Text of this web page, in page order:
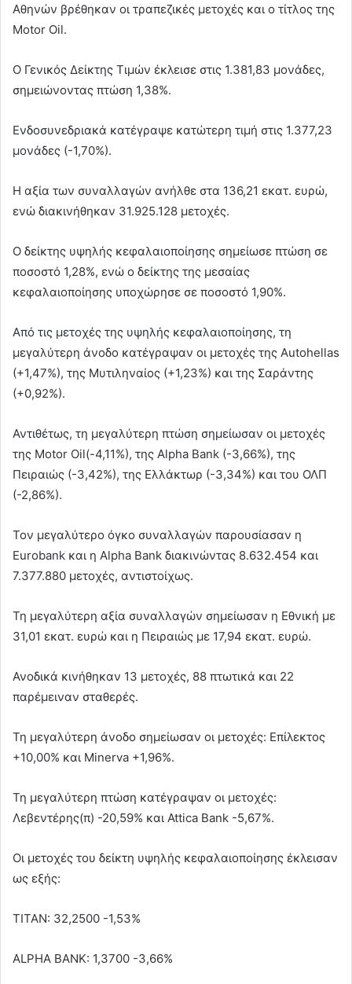
Αθηνών βρέθηκαν οι τραπεζικές μετοχές και ο τίτλος της
Motor Oil.
O Γενικός Δείκτης Τιμών έκλεισε στις 1.381,83 μονάδες,
σημειώνοντας πτώση 1,38%.
Ενδοσυνεδριακά κατέγραψε κατώτερη τιμή στις 1.377,23
μονάδες (-1,70%).
Η αξία των συναλλαγών ανήλθε στα 136,21 εκατ. ευρώ,
ενώ διακινήθηκαν 31.925.128 μετοχές.
Ο δείκτης υψηλής κεφαλαιοποίησης σημείωσε πτώση σε
ποσοστό 1,28%, ενώ ο δείκτης της μεσαίας
κεφαλαιοποίησης υποχώρησε σε ποσοστό 1,90%.
Από τις μετοχές της υψηλής κεφαλαιοποίησης, τη
μεγαλύτερη άνοδο κατέγραψαν οι μετοχές της Autohellas
(+1,47%), της Μυτιληναίος (+1,23%) και της Σαράντης
(+0,92%).
Αντιθέτως, τη μεγαλύτερη πτώση σημείωσαν οι μετοχές
της Motor Oil(-4,11%), της Alpha Bank (-3,66%), της
Πειραιώς (-3,42%), της Ελλάκτωρ (-3,34%) και του ΟΛΠ
(-2,86%).
Τον μεγαλύτερο όγκο συναλλαγών παρουσίασαν η
Eurobank και η Alpha Bank διακινώντας 8.632.454 και
7.377.880 μετοχές, αντιστοίχως.
Τη μεγαλύτερη αξία συναλλαγών σημείωσαν η Εθνική με
31,01 εκατ. ευρώ και η Πειραιώς με 17,94 εκατ. ευρώ.
Ανοδικά κινήθηκαν 13 μετοχές, 88 πτωτικά και 22
παρέμειναν σταθερές.
Τη μεγαλύτερη άνοδο σημείωσαν οι μετοχές: Επίλεκτος
+10,00% και Minerva +1,96%.
Τη μεγαλύτερη πτώση κατέγραψαν οι μετοχές:
Λεβεντέρης(π) -20,59% και Attica Bank -5,67%.
Οι μετοχές του δείκτη υψηλής κεφαλαιοποίησης έκλεισαν
ως εξής:
ΤΙΤΑΝ: 32,2500 -1,53%
ALPHA BANK: 1,3700 -3,66%